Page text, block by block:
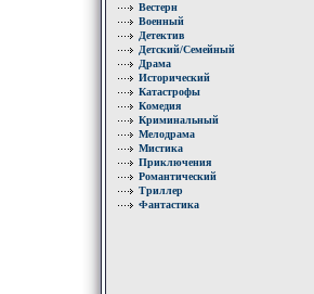
Вестерн
Военный
Детектив
Детский/Семейный
Драма
Исторический
Катастрофы
Комедия
Криминальный
Мелодрама
Мистика
Приключения
Романтический
Триллер
Фантастика